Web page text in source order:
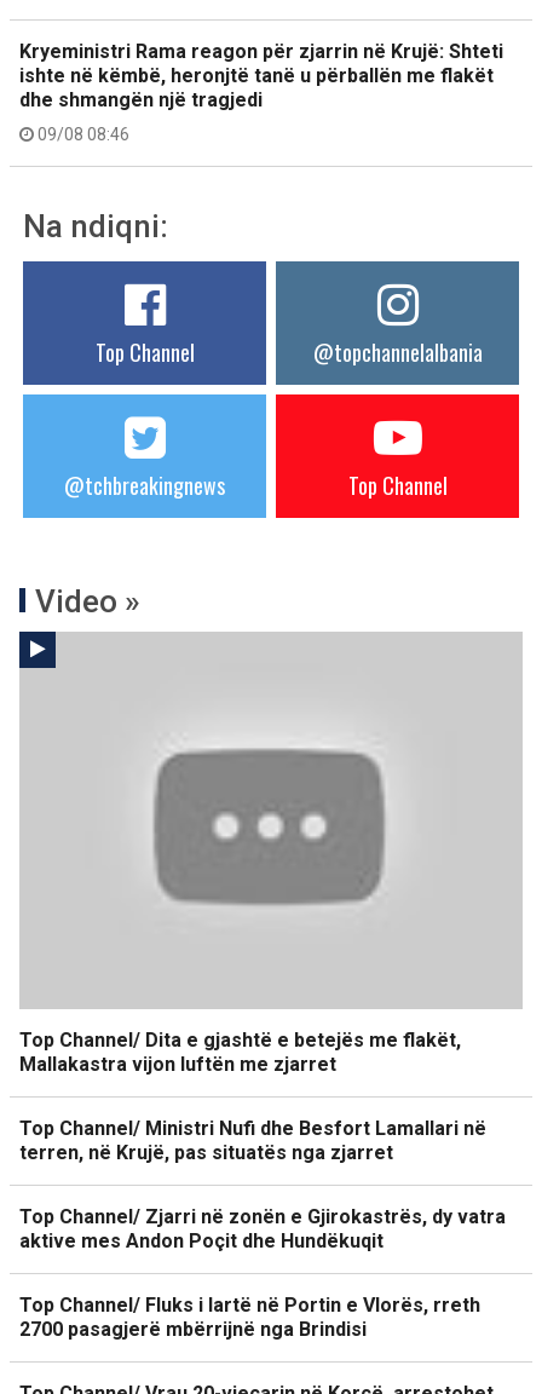
Kryeministri Rama reagon për zjarrin në Krujë: Shteti
ishte në këmbë, heronjtë tanë u përballën me flakët
dhe shmangën një tragjedi
09/08 08:46
Na ndiqni:
Top Channel @topchannelalbania
@tchbreakingnews Top Channel
Video »
Top Channel/ Dita e gjashtë e betejës me flakët,
Mallakastra vijon luftën me zjarret
Top Channel/ Ministri Nufi dhe Besfort Lamallari në
terren, në Krujë, pas situatës nga zjarret
Top Channel/ Zjarri në zonën e Gjirokastrës, dy vatra
aktive mes Andon Poçit dhe Hundëkuqit
Top Channel/ Fluks i lartë në Portin e Vlorës, rreth
2700 pasagjerë mbërrijnë nga Brindisi